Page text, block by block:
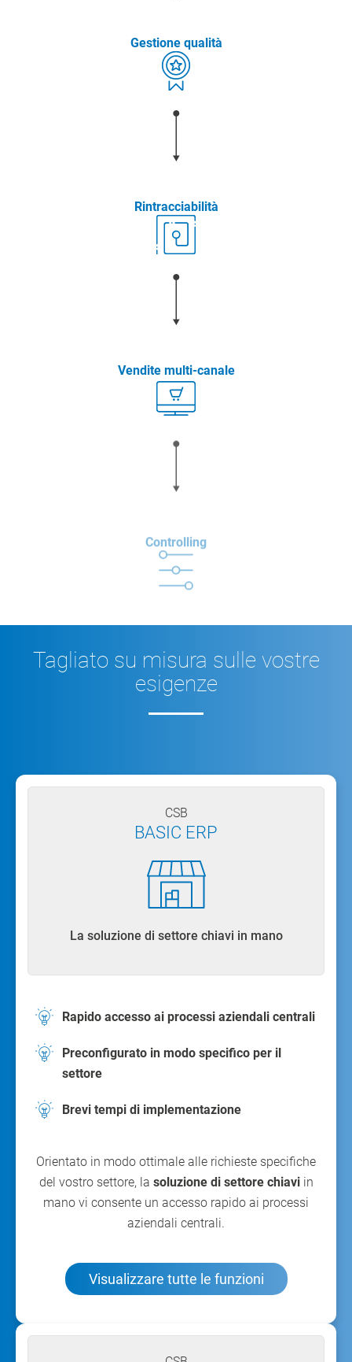
Gestione qualità
Rintracciabilità
Vendite multi-canale
Controlling
Tagliato su misura sulle vostre
esigenze
CSB
BASIC ERP
La soluzione di settore chiavi in mano
Rapido accesso ai processi aziendali centrali
Preconfigurato in modo specifico per il
settore
Brevi tempi di implementazione
Orientato in modo ottimale alle richieste specifiche
del vostro settore, la soluzione di settore chiaviin
mano vi consente un accesso rapido ai processi
aziendali centrali.
Visualizzare tutte le funzioni